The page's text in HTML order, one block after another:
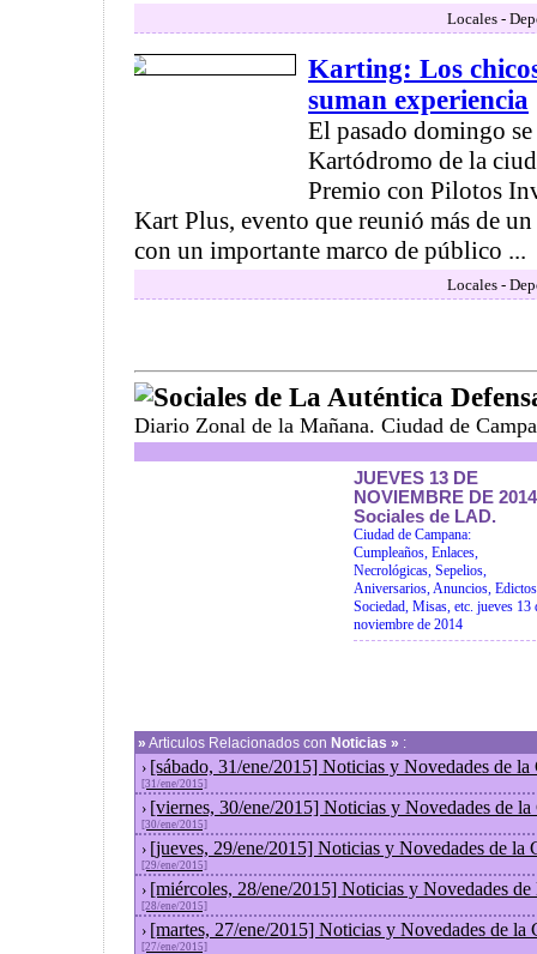
Locales -
Karting: Los
suman experiencia
El pasado domingo
Kartódromo de la
Premio con Pilotos
Kart Plus, evento que reunió más de
con un importante marco de público ...
Locales -
Sociales de La Auténtica
Diario Zonal de la Mañana. Ciudad de
JUEVES 13 DE
NOVIEMBRE DE
Sociales de LAD.
Ciudad de Campana:
Cumpleaños, Enlaces,
Necrológicas, Sepelios,
Aniversarios, Anuncios,
Sociedad, Misas, etc. jueves 13
noviembre de 2014
» Articulos Relacionados con Noticias » :
› [sábado, 31/ene/2015] Noticias y Novedades de la
[31/ene/2015]
› [viernes, 30/ene/2015] Noticias y Novedades de
[30/ene/2015]
› [jueves, 29/ene/2015] Noticias y Novedades de la
[29/ene/2015]
› [miércoles, 28/ene/2015] Noticias y Novedades
[28/ene/2015]
› [martes, 27/ene/2015] Noticias y Novedades de la
[27/ene/2015]